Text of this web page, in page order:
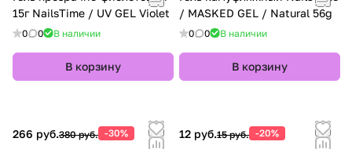
15г NailsTime / UV GEL Violet
0 0 В наличии
В корзину
/ MASKED GEL / Natural 56g
0 0 В наличии
В корзину
266 руб.380 руб. -30% 12 руб.15 руб. -20%